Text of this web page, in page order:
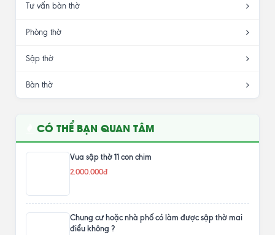
Tư vấn bàn thờ
Phòng thờ
Sập thờ
Bàn thờ
CÓ THỂ BẠN QUAN TÂM
Vua sập thờ 11 con chim
2.000.000đ
Chung cư hoặc nhà phố có làm được sập thờ mai
điểu không ?